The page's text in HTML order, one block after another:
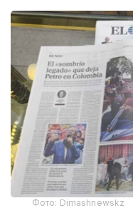
Фото: Dimashnewskz